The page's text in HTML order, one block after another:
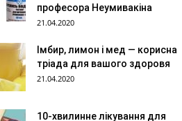
професора Неумивакіна
21.04.2020
Імбир, лимон і мед — корисна
тріада для вашого здоровя
21.04.2020
10-хвилинне лікування для